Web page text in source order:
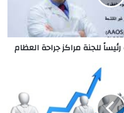
رئيساً للجنة مراكز جراحة العظام